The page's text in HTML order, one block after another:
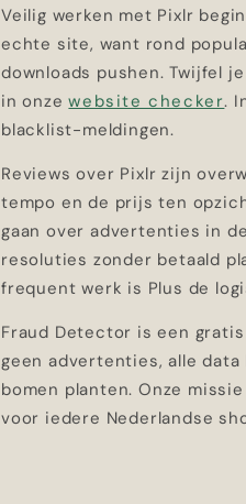
Veilig werken met Pixlr
echte site, want rond
downloads pushen. Twijfel
in onzewebsite checker.
blacklist-meldingen.
Reviews over Pixlr zijn
tempo en de prijs ten
gaan over advertenties in
resoluties zonder betaald
frequent werk is Plus de
Fraud Detector is een
geen advertenties, alle
bomen planten. Onze
voor iedere Nederlandse